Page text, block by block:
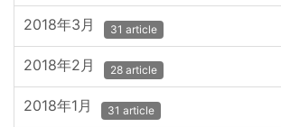
2018年3月 31 article
2018年2月 28 article
2018年1月 31 article